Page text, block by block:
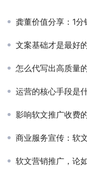
龚董价值分享：1
文案基础才是最好
怎么代写出高质量
运营的核心手段是
影响软文推广收费
商业服务宣传：软
软文营销推广，论如